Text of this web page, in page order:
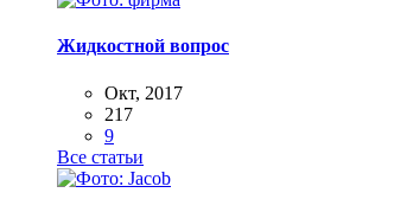
Жидкостной вопрос
Окт, 2017
217
9
Все статьи